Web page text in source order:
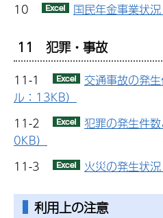
10 国民年金事業状
11 犯罪・事故
11-1
交通事故の発
ル：13KB）
11-2
犯罪の発生件
0KB）
11-3
火災の発生状
利用上の注意